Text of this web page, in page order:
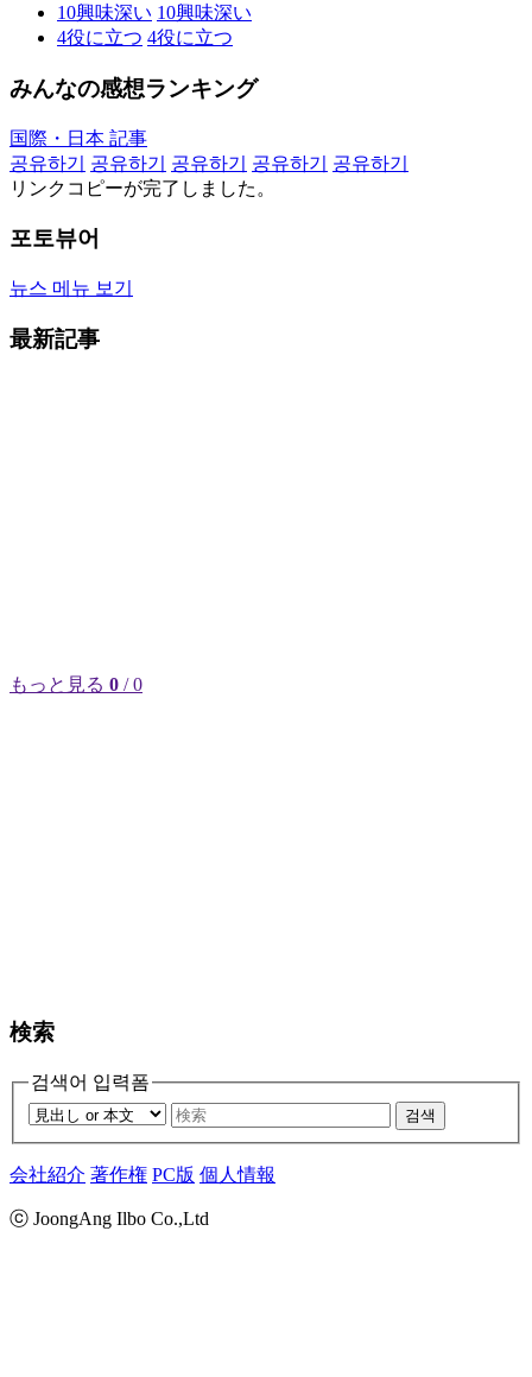
10興味深い 10興味深い
4役に立つ 4役に立つ
みんなの感想ランキング
国際・日本 記事
공유하기
공유하기 공유하기 공유하기
공유하기
リンクコピーが完了しました。
포토뷰어
뉴스 메뉴 보기
最新記事
もっと見る 0 / 0
検索
검색어 입력폼
검색
会社紹介 著作権 PC版 個人情報
ⓒ JoongAng Ilbo Co.,Ltd